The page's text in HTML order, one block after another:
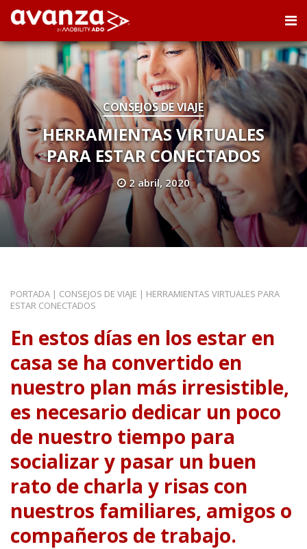
CONSEJOS DE VIAJE
HERRAMIENTAS VIRTUALES
PARA ESTAR CONECTADOS
2 abril, 2020
PORTADA | CONSEJOS DE VIAJE | HERRAMIENTAS VIRTUALES PARA
ESTAR CONECTADOS
En estos días en los estar en
casa se ha convertido en
nuestro plan más irresistible,
es necesario dedicar un poco
de nuestro tiempo para
socializar y pasar un buen
rato de charla y risas con
nuestros familiares, amigos o
compañeros de trabajo.